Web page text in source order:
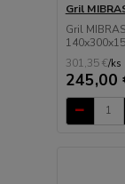
Gril
Gril
301,35 €/ks
245,00